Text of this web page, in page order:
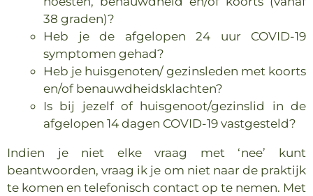
38 graden)?
Heb je de afgelopen 24 uur COVID-19
symptomen gehad?
Heb je huisgenoten/ gezinsleden met koorts
en/of benauwdheidsklachten?
Is bij jezelf of huisgenoot/gezinslid in de
afgelopen 14 dagen COVID-19 vastgesteld?
Indien je niet elke vraag met ‘nee’ kunt
beantwoorden, vraag ik je om niet naar de praktijk
te komen en telefonisch contact op te nemen. Met